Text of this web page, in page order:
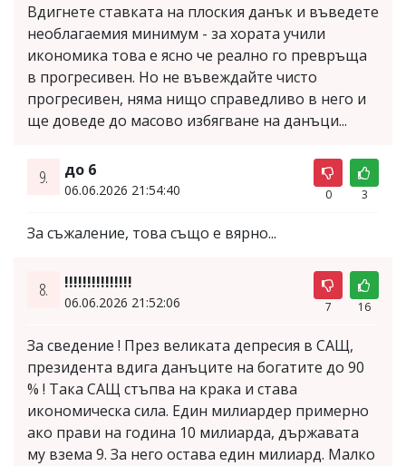
Вдигнете ставката на плоския данък и въведете
необлагаемия минимум - за хората учили
икономика това е ясно че реално го превръща
в прогресивен. Но не въвеждайте чисто
прогресивен, няма нищо справедливо в него и
ще доведе до масово избягване на данъци...
9. до 6
06.06.2026 21:54:40 0 3
За съжаление, това също е вярно...
8. !!!!!!!!!!!!!!!
06.06.2026 21:52:06 7 16
За сведение ! През великата депресия в САЩ,
президента вдига данъците на богатите до 90
% ! Така САЩ стъпва на крака и става
икономическа сила. Един милиардер примерно
ако прави на година 10 милиарда, държавата
му взема 9. За него остава един милиард. Малко